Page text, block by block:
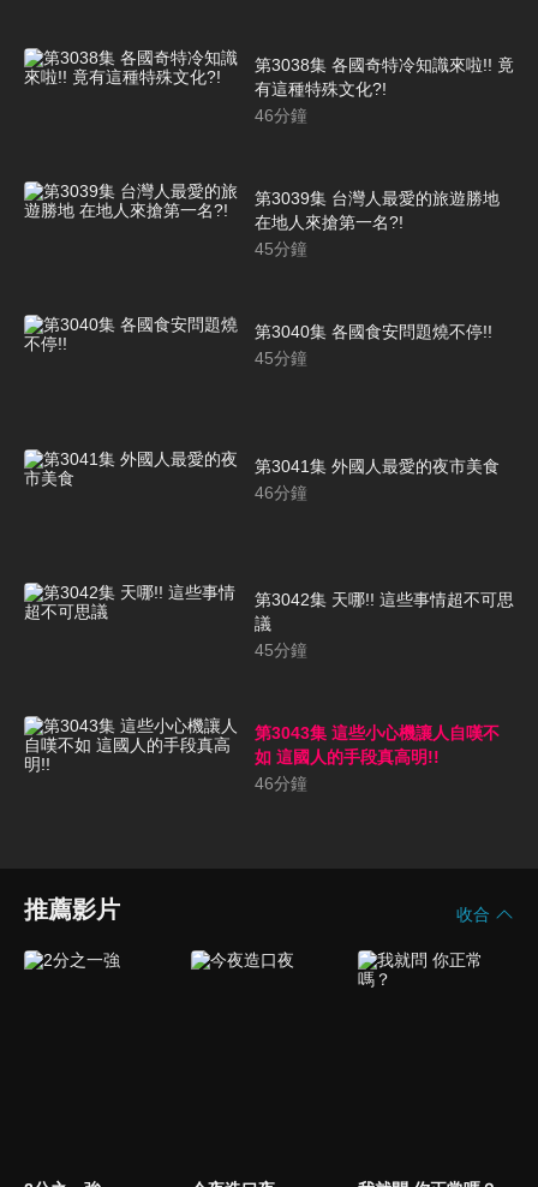
第3038集 各國奇特冷知識來啦!! 竟
有這種特殊文化?!
46分鐘
第3039集 台灣人最愛的旅遊勝地
在地人來搶第一名?!
45分鐘
第3040集 各國食安問題燒不停!!
45分鐘
第3041集 外國人最愛的夜市美食
46分鐘
第3042集 天哪!! 這些事情超不可思
議
45分鐘
第3043集 這些小心機讓人自嘆不
如 這國人的手段真高明!!
46分鐘
推薦影片 收合